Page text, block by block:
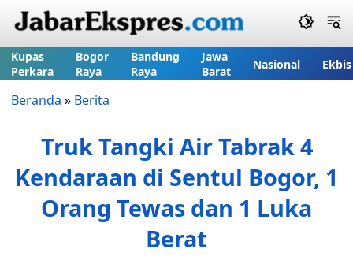
Kupas
Perkara
Bogor
Raya
Bandung
Raya
Jawa
Barat
Nasional Ekbis
Beranda » Berita
Truk Tangki Air Tabrak 4
Kendaraan di Sentul Bogor, 1
Orang Tewas dan 1 Luka
Berat